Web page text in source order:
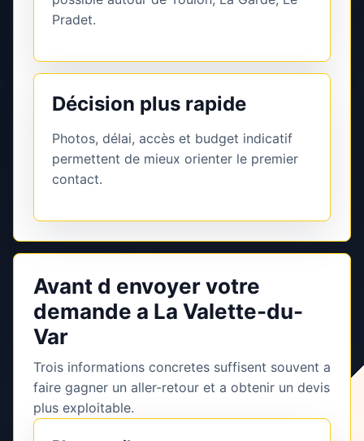
Pradet.
Décision plus rapide
Photos, délai, accès et budget indicatif
permettent de mieux orienter le premier
contact.
Avant d envoyer votre
demande a La Valette-du-
Var
Trois informations concretes suffisent souvent a
faire gagner un aller-retour et a obtenir un devis
plus exploitable.